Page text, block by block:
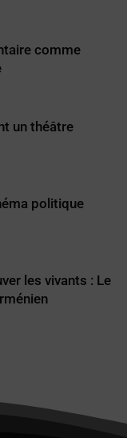
comme
un théâtre
politique
les vivants : Le